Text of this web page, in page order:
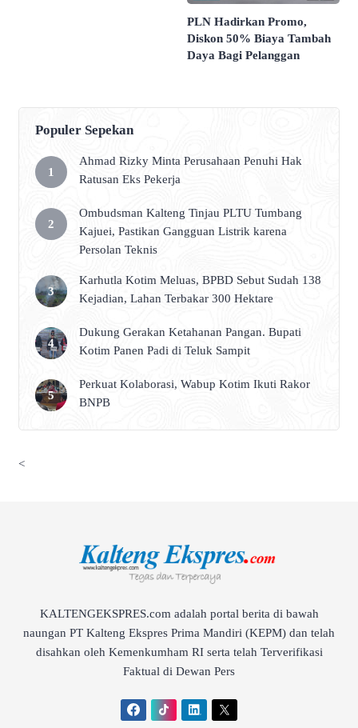
PLN Hadirkan Promo,
Diskon 50% Biaya Tambah
Daya Bagi Pelanggan
Populer Sepekan
Ahmad Rizky Minta Perusahaan Penuhi Hak
Ratusan Eks Pekerja
Ombudsman Kalteng Tinjau PLTU Tumbang
Kajuei, Pastikan Gangguan Listrik karena
Persolan Teknis
Karhutla Kotim Meluas, BPBD Sebut Sudah 138
Kejadian, Lahan Terbakar 300 Hektare
Dukung Gerakan Ketahanan Pangan. Bupati
Kotim Panen Padi di Teluk Sampit
Perkuat Kolaborasi, Wabup Kotim Ikuti Rakor
BNPB
<
KALTENGEKSPRES.com adalah portal berita di bawah
naungan PT Kalteng Ekspres Prima Mandiri (KEPM) dan telah
disahkan oleh Kemenkumham RI serta telah Terverifikasi
Faktual di Dewan Pers